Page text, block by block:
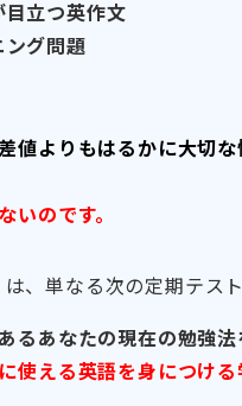
目立つ英作文
グ問題
よりもはるかに大切な
のです。
は、単なる次の定期テス
るあなたの現在の勉強法
える英語を身につける